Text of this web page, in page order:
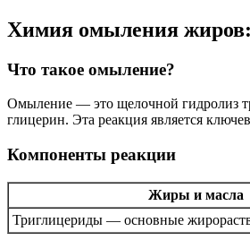
Химия омыления
Что такое омыление?
Омыление — это щелочной гидролиз
глицерин. Эта реакция является
Компоненты реакции
Жиры и масла
Триглицериды — основные